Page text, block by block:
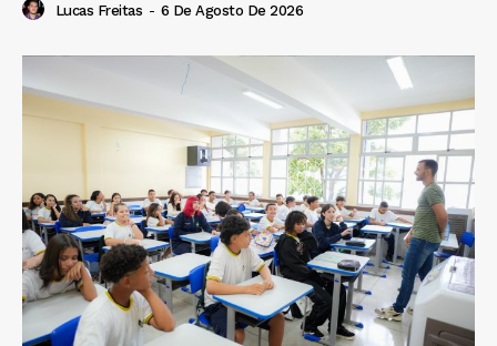
Lucas Freitas - 6 De Agosto De 2026